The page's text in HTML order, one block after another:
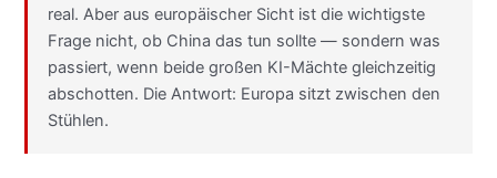
real. Aber aus europäischer Sicht ist die wichtigste
Frage nicht, ob China das tun sollte — sondern was
passiert, wenn beide großen KI-Mächte gleichzeitig
abschotten. Die Antwort: Europa sitzt zwischen den
Stühlen.